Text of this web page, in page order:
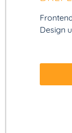
Design